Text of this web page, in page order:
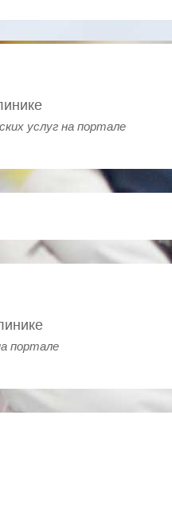
услуг на портале
портале